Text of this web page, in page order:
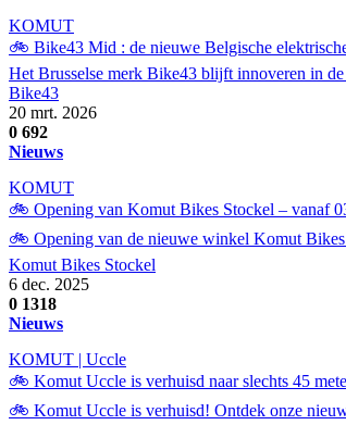
KOMUT
🚲 Bike43 Mid : de nieuwe Belgische
Het Brusselse merk Bike43 blijft innoveren in
Bike43
20 mrt. 2026
0 692
Nieuws
KOMUT
🚲 Opening van Komut Bikes Stockel – vanaf
🚲 Opening van de nieuwe winkel Komut
Komut Bikes Stockel
6 dec. 2025
0 1318
Nieuws
KOMUT | Uccle
🚲 Komut Uccle is verhuisd naar slechts 45
🚲 Komut Uccle is verhuisd! Ontdek onze